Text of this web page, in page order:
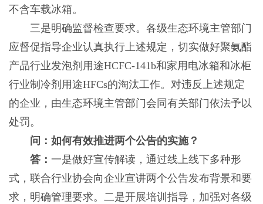
不含车载冰箱。
三是明确监督检查要求。各级生态环境主管部门
应督促指导企业认真执行上述规定，切实做好聚氨酯
产品行业发泡剂用途HCFC-141b和家用电冰箱和冰柜
行业制冷剂用途HFCs的淘汰工作。对违反上述规定
的企业，由生态环境主管部门会同有关部门依法予以
处罚。
问：如何有效推进两个公告的实施？
答： 一是做好宣传解读，通过线上线下多种形
式，联合行业协会向企业宣讲两个公告发布背景和要
求，明确管理要求。二是开展培训指导，加强对各级